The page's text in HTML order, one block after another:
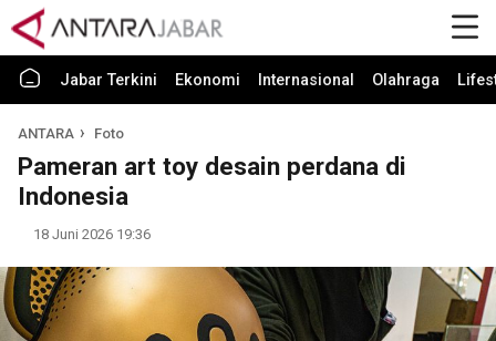
Jabar Terkini Ekonomi Internasional Olahraga
ANTARA Foto
Pameran art toy desain perdana di
Indonesia
18 Juni 2026 19:36